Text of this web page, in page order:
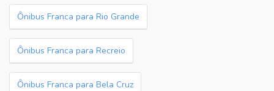
Ônibus Franca para Rio Grande
Ônibus Franca para Recreio
Ônibus Franca para Bela Cruz